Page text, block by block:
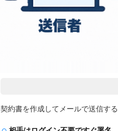
契約書を作成してメールで送信す